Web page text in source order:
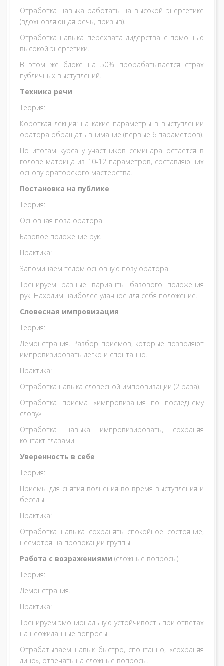
Отработка навыка работать на высокой энергетике
(вдохновляющая речь, призыв).
Отработка навыка перехвата лидерства с помощью
высокой энергетики.
В этом же блоке на 50% прорабатывается страх
публичных выступлений.
Техника речи
Теория:
Короткая лекция: на какие параметры в выступлении
оратора обращать внимание (первые 6 параметров).
По итогам курса у участников семинара остается в
голове матрица из 10-12 параметров, составляющих
основу ораторского мастерства.
Постановка на публике
Теория:
Основная поза оратора.
Базовое положение рук.
Практика:
Запоминаем телом основную позу оратора.
Тренируем разные варианты базового положения
рук. Находим наиболее удачное для себя положение.
Словесная импровизация
Теория:
Демонстрация. Разбор приемов, которые позволяют
импровизировать легко и спонтанно.
Практика:
Отработка навыка словесной импровизации (2 раза).
Отработка приема «импровизация по последнему
слову».
Отработка навыка импровизировать, сохраняя
контакт глазами.
Уверенность в себе
Теория:
Приемы для снятия волнения во время выступления и
беседы.
Практика:
Отработка навыка сохранять спокойное состояние,
несмотря на провокации группы.
Работа с возражениями (сложные вопросы)
Теория:
Демонстрация.
Практика:
Тренируем эмоциональную устойчивость при ответах
на неожиданные вопросы.
Отрабатываем навык быстро, спонтанно, «сохраняя
лицо», отвечать на сложные вопросы.